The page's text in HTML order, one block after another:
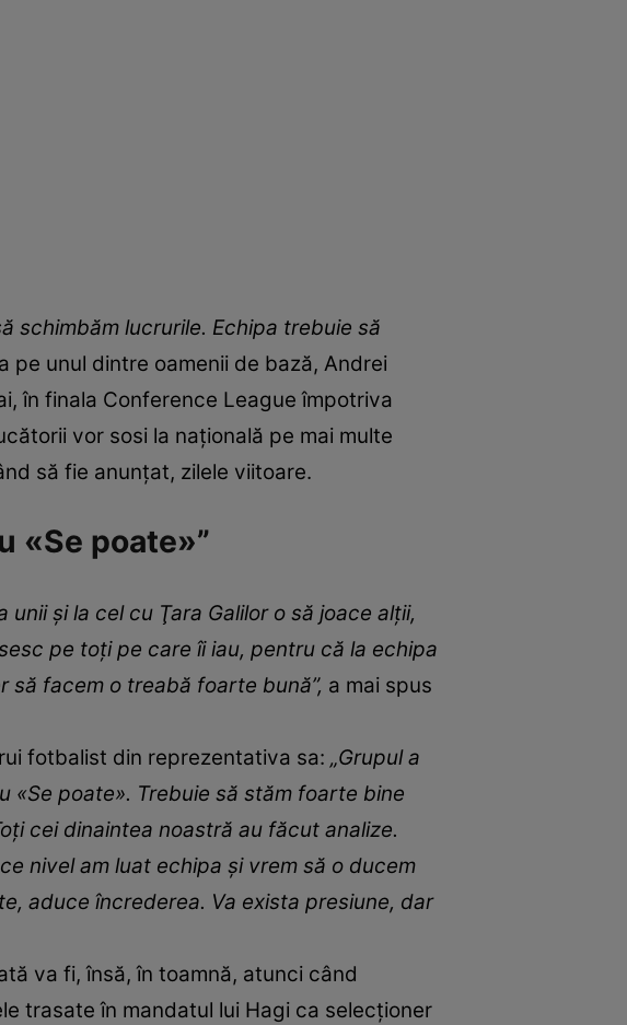
schimbăm lucrurile. Echipa trebuie să
pe unul dintre oamenii de bază, Andrei
în finala Conference League împotriva
vor sosi la națională pe mai multe
să fie anunțat, zilele viitoare.
«Se poate»”
şi la cel cu Ţara Galilor o să joace alţii,
pe toţi pe care îi iau, pentru că la echipa
facem o treabă foarte bună”, a mai spus
fotbalist din reprezentativa sa: „Grupul a
poate». Trebuie să stăm foarte bine
cei dinaintea noastră au făcut analize.
nivel am luat echipa şi vrem să o ducem
aduce încrederea. Va exista presiune, dar
va fi, însă, în toamnă, atunci când
trasate în mandatul lui Hagi ca selecționer